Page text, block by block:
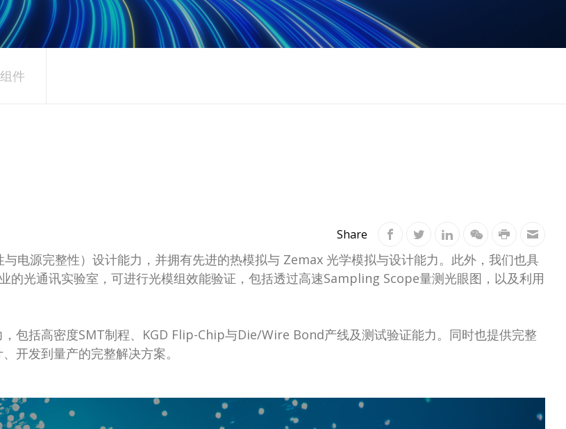
件
Share
电源完整性）设计能力，并拥有先进的热模拟与 Zemax 光学模拟与设计能力。此外，我们也具
光通讯实验室，可进行光模组效能验证，包括透过高速Sampling Scope量测光眼图，以及利用
包括高密度SMT制程、KGD Flip-Chip与Die/Wire Bond产线及测试验证能力。同时也提供完整
开发到量产的完整解决方案。